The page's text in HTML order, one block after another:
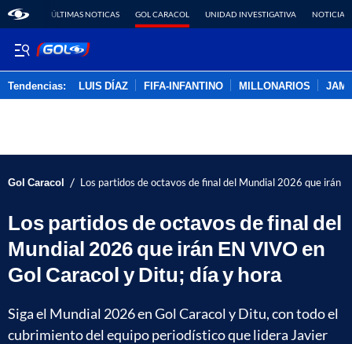
ÚLTIMAS NOTICAS GOL CARACOL UNIDAD INVESTIGATIVA NOTICIAS
Tendencias: LUIS DÍAZ FIFA-INFANTINO MILLONARIOS
Gol Caracol / Los partidos de octavos de final del Mundial 2026 que irán
Los partidos de octavos de final del
Mundial 2026 que irán EN VIVO en
Gol Caracol y Ditu; día y hora
Siga el Mundial 2026 en Gol Caracol y Ditu, con todo el
cubrimiento del equipo periodístico que lidera Javier